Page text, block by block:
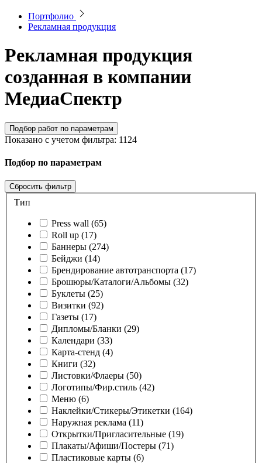
Портфолио
Рекламная продукция
Рекламная продукция
созданная в компании
МедиаСпектр
Подбор работ по параметрам
Показано с учетом фильтра: 1124
Подбор по параметрам
Cбросить фильтр
Тип
Press wall (65)
Roll up (17)
Баннеры (274)
Бейджи (14)
Брендирование автотранспорта (17)
Брошюры/Каталоги/Альбомы (32)
Буклеты (25)
Визитки (92)
Газеты (17)
Дипломы/Бланки (29)
Календари (33)
Карта-стенд (4)
Книги (32)
Листовки/Флаеры (50)
Логотипы/Фир.стиль (42)
Меню (6)
Наклейки/Стикеры/Этикетки (164)
Наружная реклама (11)
Открытки/Пригласительные (19)
Плакаты/Афиши/Постеры (71)
Пластиковые карты (6)